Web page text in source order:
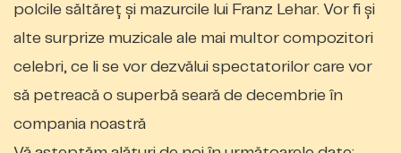
polcile săltăreț și mazurcile lui Franz Lehar. Vor fi și
alte surprize muzicale ale mai multor compozitori
celebri, ce li se vor dezvălui spectatorilor care vor
să petreacă o superbă seară de decembrie în
compania noastră